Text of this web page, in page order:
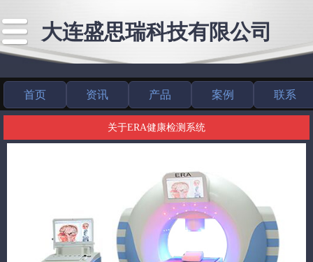
大连盛思瑞科技有限公司
首页 资讯 产品 案例 联系
关于ERA健康检测系统